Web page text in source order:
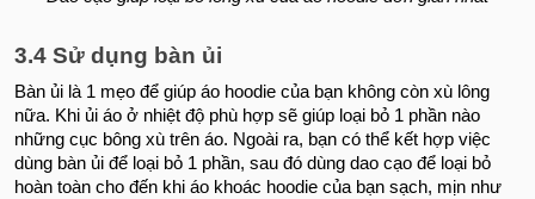
3.4 Sử dụng bàn ủi
Bàn ủi là 1 mẹo để giúp áo hoodie của bạn không còn xù lông
nữa. Khi ủi áo ở nhiệt độ phù hợp sẽ giúp loại bỏ 1 phần nào
những cục bông xù trên áo. Ngoài ra, bạn có thể kết hợp việc
dùng bàn ủi để loại bỏ 1 phần, sau đó dùng dao cạo để loại bỏ
hoàn toàn cho đến khi áo khoác hoodie của bạn sạch, mịn như